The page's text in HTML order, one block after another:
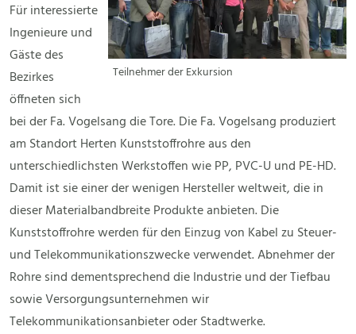
Teilnehmer der Exkursion
Für interessierte
Ingenieure und
Gäste des
Bezirkes
öffneten sich
bei der Fa. Vogelsang die Tore. Die Fa. Vogelsang produziert
am Standort Herten Kunststoffrohre aus den
unterschiedlichsten Werkstoffen wie PP, PVC-U und PE-HD.
Damit ist sie einer der wenigen Hersteller weltweit, die in
dieser Materialbandbreite Produkte anbieten. Die
Kunststoffrohre werden für den Einzug von Kabel zu Steuer-
und Telekommunikationszwecke verwendet. Abnehmer der
Rohre sind dementsprechend die Industrie und der Tiefbau
sowie Versorgungsunternehmen wir
Telekommunikationsanbieter oder Stadtwerke.